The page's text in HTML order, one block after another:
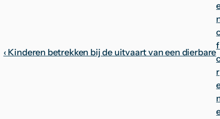
‹ Kinderen betrekken bij de uitvaart van een dierbare
f
r